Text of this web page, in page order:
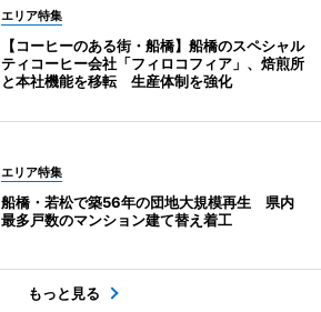
エリア特集
【コーヒーのある街・船橋】船橋のスペシャル
ティコーヒー会社「フィロコフィア」、焙煎所
と本社機能を移転 生産体制を強化
エリア特集
船橋・若松で築56年の団地大規模再生 県内
最多戸数のマンション建て替え着工
もっと見る